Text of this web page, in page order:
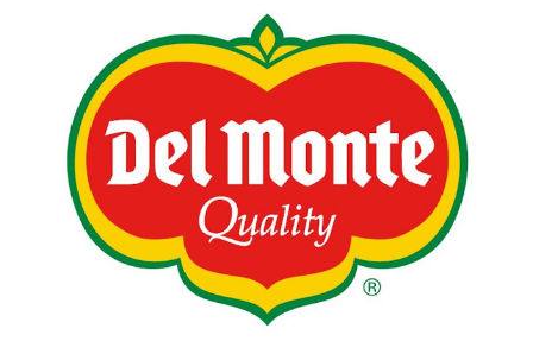
أخبار مصر
أخبار عربية
أخبار النجوم
أخبار العالم